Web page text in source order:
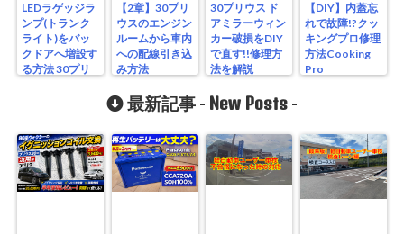
LEDラゲッジラ
ンプ(トランク
ライト)をバッ
クドアへ増設す
る方法 30プリ
【2章】30プリ
ウスのエンジン
ルームから車内
への配線引き込
み方法
30プリウス ド
アミラーウィン
カー破損をDIY
で直す!!修理方
法を解説
【DIY】内蓋忘
れで故障!?クッ
キングプロ修理
方法Cooking
Pro
最新記事 - New Posts -